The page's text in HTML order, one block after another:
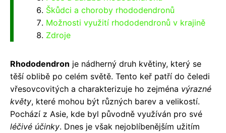
Škůdci a choroby rhododendronů
Možnosti využití rhododendronů v krajině
Zdroje
Rhododendron je nádherný druh květiny, který se
těší oblibě po celém světě. Tento keř patří do čeledi
vřesovcovitých a charakterizuje ho zejména výrazné
květy, které mohou být různých barev a velikostí.
Pochází z Asie, kde byl původně využíván pro své
léčivé účinky. Dnes je však nejoblíbenějším užitím